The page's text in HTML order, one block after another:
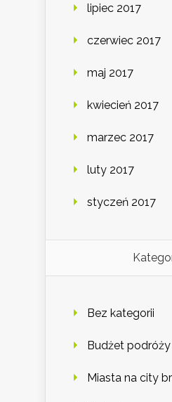
lipiec 2017
czerwiec 2017
maj 2017
kwiecień 2017
marzec 2017
luty 2017
styczeń 2017
Bez kategorii
Budżet podróży
Miasta na city